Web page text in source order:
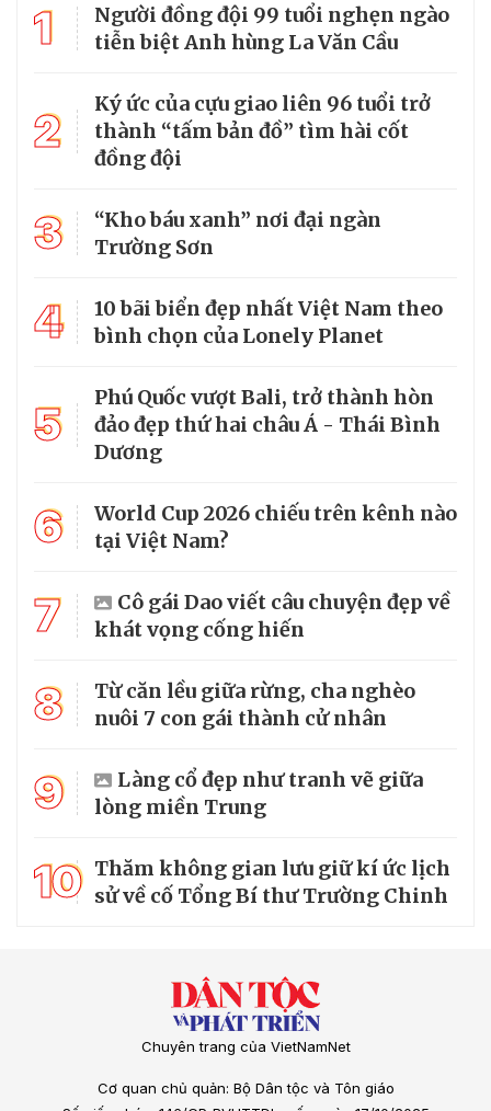
1
Người đồng đội 99 tuổi nghẹn ngào
tiễn biệt Anh hùng La Văn Cầu
2
Ký ức của cựu giao liên 96 tuổi trở
thành “tấm bản đồ” tìm hài cốt
đồng đội
3
“Kho báu xanh” nơi đại ngàn
Trường Sơn
4
10 bãi biển đẹp nhất Việt Nam theo
bình chọn của Lonely Planet
5
Phú Quốc vượt Bali, trở thành hòn
đảo đẹp thứ hai châu Á - Thái Bình
Dương
6
World Cup 2026 chiếu trên kênh nào
tại Việt Nam?
7
Cô gái Dao viết câu chuyện đẹp về
khát vọng cống hiến
8
Từ căn lều giữa rừng, cha nghèo
nuôi 7 con gái thành cử nhân
9
Làng cổ đẹp như tranh vẽ giữa
lòng miền Trung
10 Thăm không gian lưu giữ kí ức lịch
sử về cố Tổng Bí thư Trường Chinh
Chuyên trang của VietNamNet
Cơ quan chủ quản: Bộ Dân tộc và Tôn giáo